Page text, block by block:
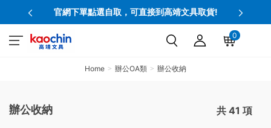
官網下單點選自取，可直接到高靖文具取貨!
0
Home 辦公OA類 辦公收納
辦公收納 共 41 項